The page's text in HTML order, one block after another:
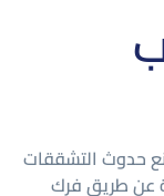
التشققات
طريق فرك